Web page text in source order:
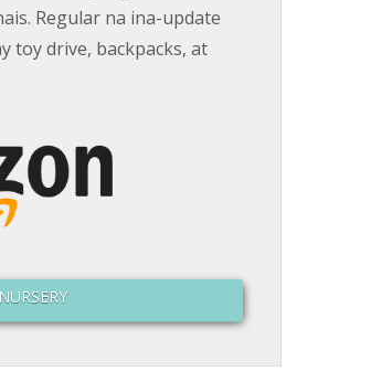
Regular na ina-update
toy drive, backpacks, at